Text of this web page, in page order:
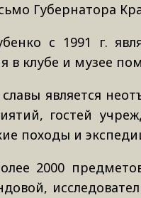
Губернатора
с 1991 г.
в клубе и музее
является
гостей
походы и
2000